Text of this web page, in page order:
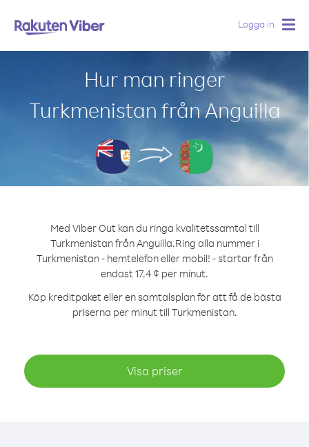
Logga in
Hur man ringer
Turkmenistan från Anguilla
Med Viber Out kan du ringa kvalitetssamtal till
Turkmenistan från Anguilla.Ring alla nummer i
Turkmenistan - hemtelefon eller mobil! - startar från
endast 17.4 ¢ per minut.
Köp kreditpaket eller en samtalsplan för att få de bästa
priserna per minut till Turkmenistan.
Visa priser